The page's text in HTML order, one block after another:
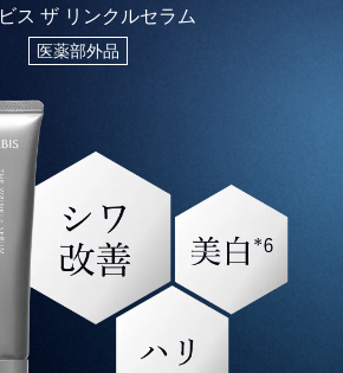
ス ザ リンクルセラム
医薬部外品